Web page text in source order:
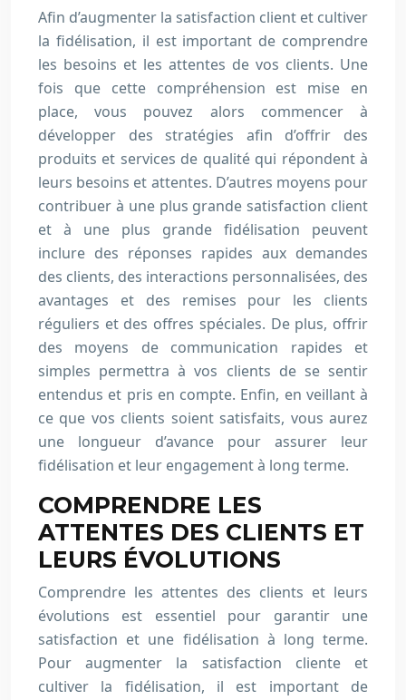
Afin d’augmenter la satisfaction client et cultiver
la fidélisation, il est important de comprendre
les besoins et les attentes de vos clients. Une
fois que cette compréhension est mise en
place, vous pouvez alors commencer à
développer des stratégies afin d’offrir des
produits et services de qualité qui répondent à
leurs besoins et attentes. D’autres moyens pour
contribuer à une plus grande satisfaction client
et à une plus grande fidélisation peuvent
inclure des réponses rapides aux demandes
des clients, des interactions personnalisées, des
avantages et des remises pour les clients
réguliers et des offres spéciales. De plus, offrir
des moyens de communication rapides et
simples permettra à vos clients de se sentir
entendus et pris en compte. Enfin, en veillant à
ce que vos clients soient satisfaits, vous aurez
une longueur d’avance pour assurer leur
fidélisation et leur engagement à long terme.
COMPRENDRE LES
ATTENTES DES CLIENTS ET
LEURS ÉVOLUTIONS
Comprendre les attentes des clients et leurs
évolutions est essentiel pour garantir une
satisfaction et une fidélisation à long terme.
Pour augmenter la satisfaction cliente et
cultiver la fidélisation, il est important de